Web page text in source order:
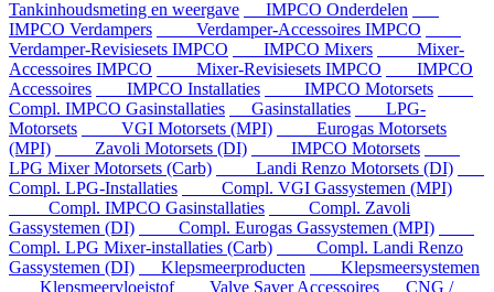
Tankinhoudsmeting en weergave
IMPCO Onderdelen
IMPCO Verdampers
Verdamper-Accessoires IMPCO
Verdamper-Revisiesets IMPCO
IMPCO Mixers
Mixer-
Accessoires IMPCO
Mixer-Revisiesets IMPCO
IMPCO
Accessoires
IMPCO Installaties
IMPCO Motorsets
Compl. IMPCO Gasinstallaties
Gasinstallaties
LPG-
Motorsets
VGI Motorsets (MPI)
Eurogas Motorsets
(MPI)
Zavoli Motorsets (DI)
IMPCO Motorsets
LPG Mixer Motorsets (Carb)
Landi Renzo Motorsets (DI)
Compl. LPG-Installaties
Compl. VGI Gassystemen (MPI)
Compl. IMPCO Gasinstallaties
Compl. Zavoli
Gassystemen (DI)
Compl. Eurogas Gassystemen (MPI)
Compl. LPG Mixer-installaties (Carb)
Compl. Landi Renzo
Gassystemen (DI)
Klepsmeerproducten
Klepsmeersystemen
Klepsmeervloeistof
Valve Saver Accessoires
CNG /